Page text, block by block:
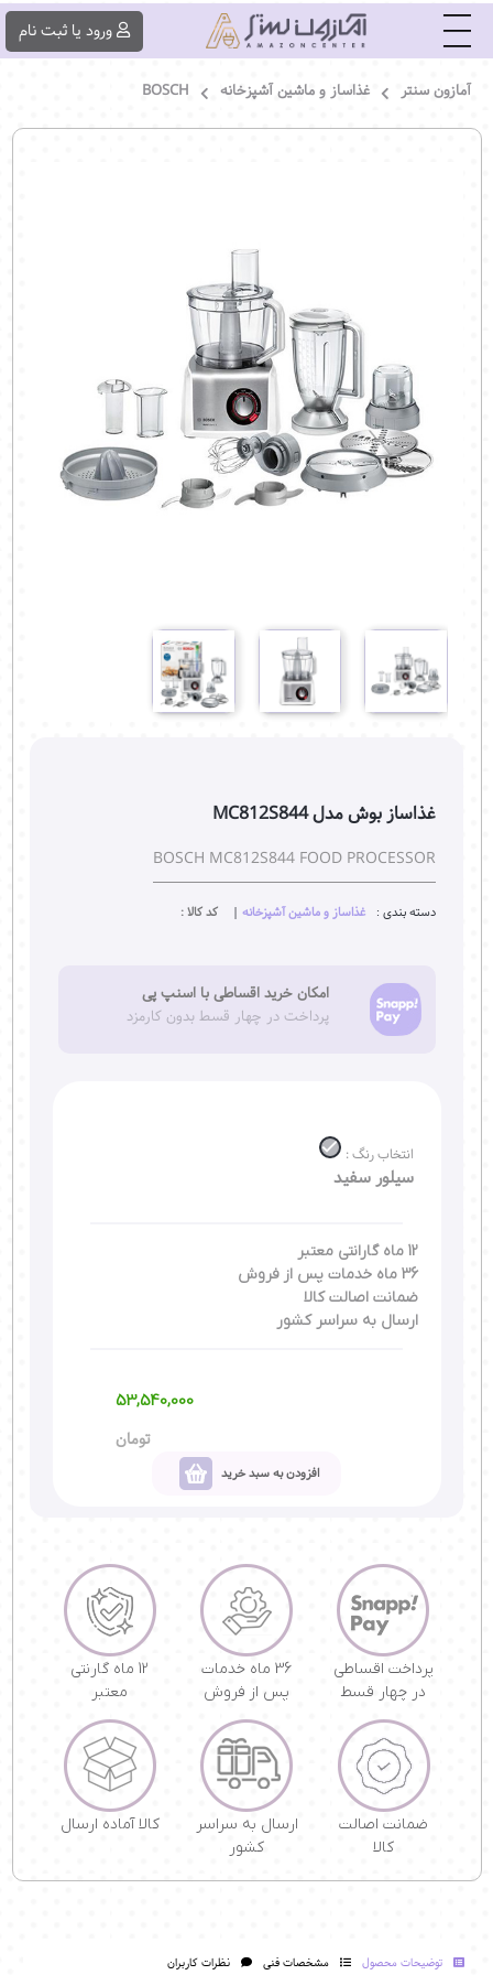
||| ورود یا ثبت ‌نام
آمازون سنتر غذاساز و ماشین آشپزخانه BOSCH
غذاساز بوش مدل MC812S844
BOSCH MC812S844 FOOD PROCESSOR
دسته بندی : غذاساز و ماشین آشپزخانه | کد کالا :
امکان خرید اقساطی با اسنپ پی
پرداخت در چهار قسط بدون کارمزد
انتخاب رنگ :
سیلور سفید
12 ماه گارانتی معتبر
36 ماه خدمات پس از فروش
ضمانت اصالت کالا
ارسال به سراسر کشور
53,540,000
تومان
افزودن به سبد خرید
پرداخت اقساطی
در چهار قسط
36 ماه خدمات
پس از فروش
12 ماه گارنتی
معتبر
ضمانت اصالت
کالا
ارسال به سراسر
کشور
کالا آماده ارسال
توضیحات محصول مشخصات فنی نظرات کاربران